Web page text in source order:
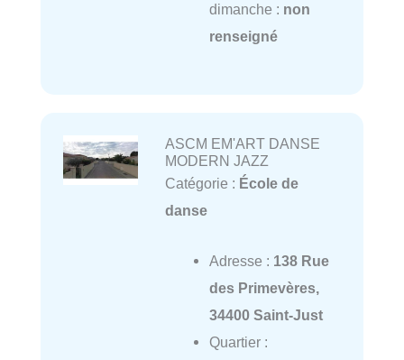
dimanche : non
renseigné
ASCM EM'ART DANSE
MODERN JAZZ
Catégorie : École de
danse
Adresse : 138 Rue
des Primevères,
34400 Saint-Just
Quartier :